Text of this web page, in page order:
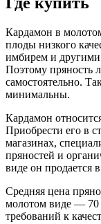
Кардамон в
плоды низкого
имбирем и
Поэтому пряность
самостоятельно.
минимальны.
Кардамон
Приобрести его в
магазинах,
пряностей и
виде он продается
Средняя цена
молотом виде — 70
требований к